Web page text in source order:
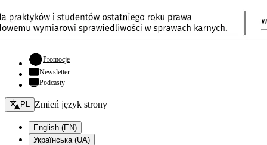
Promocje- otwiera się w nowej karcie
Newsletter
Podcasty
Zmień język - bieżący:
PL Zmień język strony
English (EN)
Українська (UA)